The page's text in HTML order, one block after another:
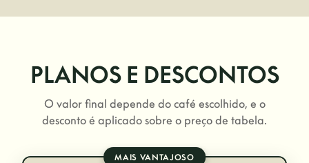
PLANOS E DESCONTOS
O valor final depende do café escolhido, e o
desconto é aplicado sobre o preço de tabela.
MAIS VANTAJOSO